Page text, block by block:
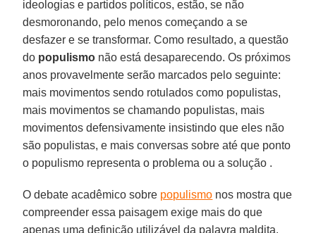
ideologias e partidos políticos, estão, se não
desmoronando, pelo menos começando a se
desfazer e se transformar. Como resultado, a questão
do populismo não está desaparecendo. Os próximos
anos provavelmente serão marcados pelo seguinte:
mais movimentos sendo rotulados como populistas,
mais movimentos se chamando populistas, mais
movimentos defensivamente insistindo que eles não
são populistas, e mais conversas sobre até que ponto
o populismo representa o problema ou a solução .
O debate acadêmico sobre populismo nos mostra que
compreender essa paisagem exige mais do que
apenas uma definição utilizável da palavra maldita.